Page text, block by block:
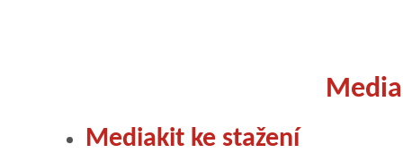
Mediakit ke stažení